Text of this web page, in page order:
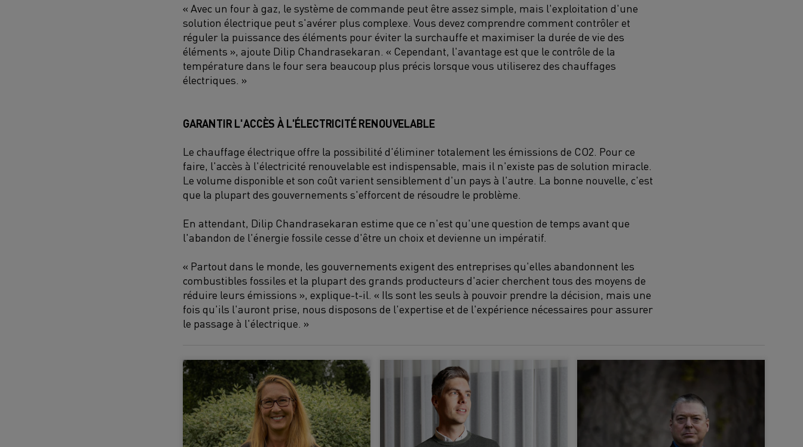
« Avec un four à gaz, le système de commande peut être assez simple, mais l'exploitation d'une
solution électrique peut s'avérer plus complexe. Vous devez comprendre comment contrôler et
réguler la puissance des éléments pour éviter la surchauffe et maximiser la durée de vie des
éléments », ajoute Dilip Chandrasekaran. « Cependant, l'avantage est que le contrôle de la
température dans le four sera beaucoup plus précis lorsque vous utiliserez des chauffages
électriques. »
GARANTIR L'ACCÈS À L'ÉLECTRICITÉ RENOUVELABLE
Le chauffage électrique offre la possibilité d'éliminer totalement les émissions de CO2. Pour ce
faire, l'accès à l'électricité renouvelable est indispensable, mais il n'existe pas de solution miracle.
Le volume disponible et son coût varient sensiblement d'un pays à l'autre. La bonne nouvelle, c'est
que la plupart des gouvernements s'efforcent de résoudre le problème.
En attendant, Dilip Chandrasekaran estime que ce n'est qu'une question de temps avant que
l'abandon de l'énergie fossile cesse d'être un choix et devienne un impératif.
« Partout dans le monde, les gouvernements exigent des entreprises qu'elles abandonnent les
combustibles fossiles et la plupart des grands producteurs d'acier cherchent tous des moyens de
réduire leurs émissions », explique-t-il. « Ils sont les seuls à pouvoir prendre la décision, mais une
fois qu'ils l'auront prise, nous disposons de l'expertise et de l'expérience nécessaires pour assurer
le passage à l'électrique. »